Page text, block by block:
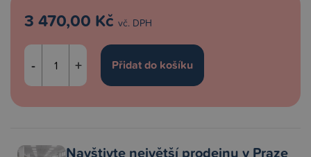
3 470,00 Kč vč. DPH
- +
Navštivte největší prodejnu v Praze